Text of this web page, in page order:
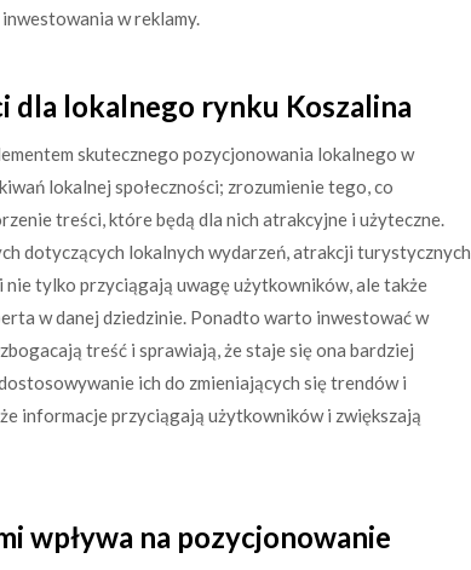
w reklamy.
lokalnego rynku Koszalina
skutecznego pozycjonowania lokalnego w
lokalnej społeczności; zrozumienie tego, co
treści, które będą dla nich atrakcyjne i użyteczne.
dotyczących lokalnych wydarzeń, atrakcji turystycznych
tylko przyciągają uwagę użytkowników, ale także
w danej dziedzinie. Ponadto warto inwestować w
treść i sprawiają, że staje się ona bardziej
ich do zmieniających się trendów i
informacje przyciągają użytkowników i zwiększają
wpływa na pozycjonowanie